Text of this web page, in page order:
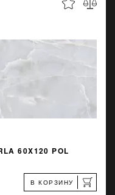
60X120 POL
В КОРЗИНУ